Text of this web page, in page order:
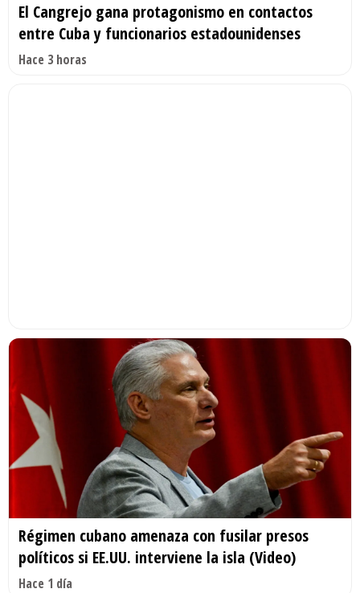
El Cangrejo gana protagonismo en contactos
entre Cuba y funcionarios estadounidenses
Hace 3 horas
Régimen cubano amenaza con fusilar presos
políticos si EE.UU. interviene la isla (Video)
Hace 1 día